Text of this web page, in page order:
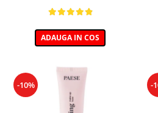
ADAUGA IN COS
-10% -